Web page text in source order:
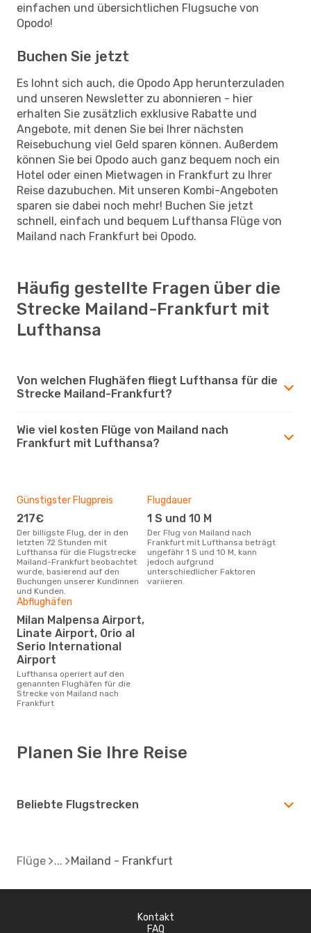
einfachen und übersichtlichen Flugsuche von
Opodo!
Buchen Sie jetzt
Es lohnt sich auch, die Opodo App herunterzuladen
und unseren Newsletter zu abonnieren - hier
erhalten Sie zusätzlich exklusive Rabatte und
Angebote, mit denen Sie bei Ihrer nächsten
Reisebuchung viel Geld sparen können. Außerdem
können Sie bei Opodo auch ganz bequem noch ein
Hotel oder einen Mietwagen in Frankfurt zu Ihrer
Reise dazubuchen. Mit unseren Kombi-Angeboten
sparen sie dabei noch mehr! Buchen Sie jetzt
schnell, einfach und bequem Lufthansa Flüge von
Mailand nach Frankfurt bei Opodo.
Häufig gestellte Fragen über die
Strecke Mailand-Frankfurt mit
Lufthansa
Von welchen Flughäfen fliegt Lufthansa für die
Strecke Mailand-Frankfurt?
Wie viel kosten Flüge von Mailand nach
Frankfurt mit Lufthansa?
Günstigster Flugpreis
217€
Der billigste Flug, der in den
letzten 72 Stunden mit
Lufthansa für die Flugstrecke
Mailand-Frankfurt beobachtet
wurde, basierend auf den
Buchungen unserer Kundinnen
und Kunden.
Flugdauer
1 S und 10 M
Der Flug von Mailand nach
Frankfurt mit Lufthansa beträgt
ungefähr 1 S und 10 M, kann
jedoch aufgrund
unterschiedlicher Faktoren
variieren.
Abflughäfen
Milan Malpensa Airport,
Linate Airport, Orio al
Serio International
Airport
Lufthansa operiert auf den
genannten Flughäfen für die
Strecke von Mailand nach
Frankfurt
Planen Sie Ihre Reise
Beliebte Flugstrecken
Flüge Mailand - Frankfurt
Kontakt
FAQ